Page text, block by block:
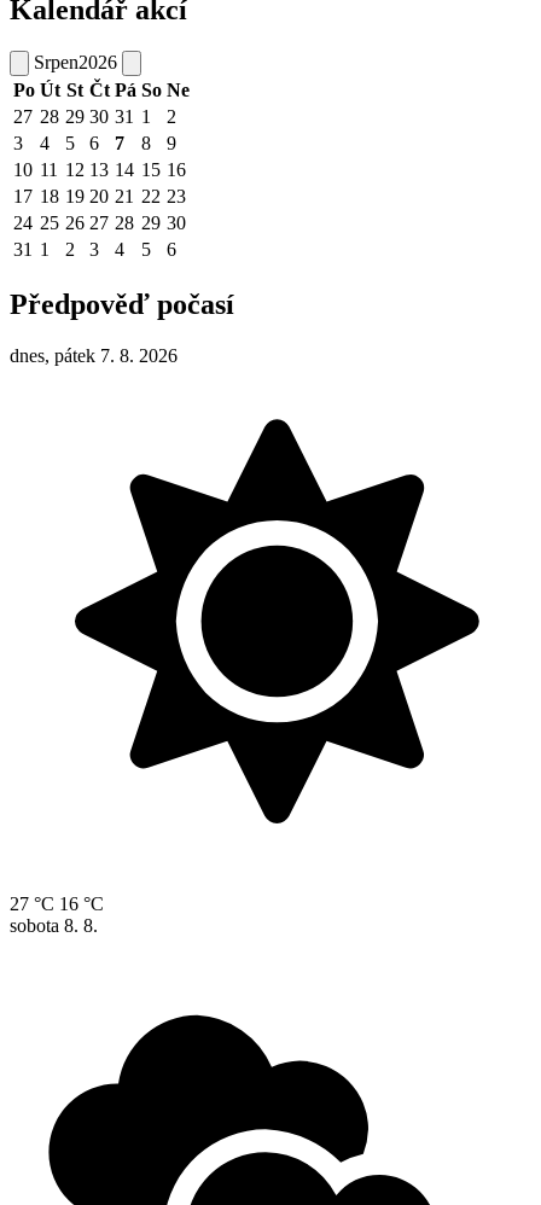
Kalendář akcí
Srpen2026
Po Út St Čt Pá So Ne
27 28 29 30 31 1
2
3
4 5 6 7 8
9
10 11 12 13 14 15 16
17 18 19 20 21 22 23
24 25 26 27 28 29 30
31 1 2 3 4 5 6
Předpověď počasí
dnes, pátek 7. 8. 2026
27 °C 16 °C
sobota 8. 8.